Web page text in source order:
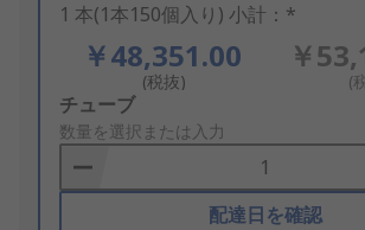
1 本(1本150個入り) 小計：*
￥48,351.00
(税抜)
￥
(
Add
to
Basket
チューブ
数量を選択または入力
配達日を確認